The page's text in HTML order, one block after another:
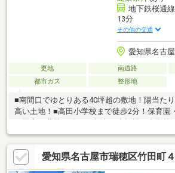
地下鉄桜通
13分
その他の交通
愛知県名古
更地 南道路
都市ガス
整形地
■南間口でゆとりある40坪超の敷地！陽当た
高い土地！■高田小学校まで徒歩2分！保育園
境！環境教育にも積極的で校舎の設備自体が
ます。■複合商業施設「いいねマルシェ」や
内！■解体・整地済！更地でのお渡しとなりま
でご計画いただけます。□参考プランござい
愛知県名古屋市瑞穂区竹田町